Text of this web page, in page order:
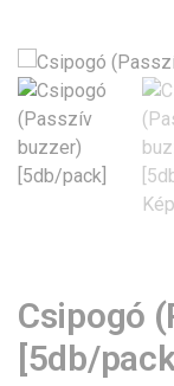
Csipogó
[5db/